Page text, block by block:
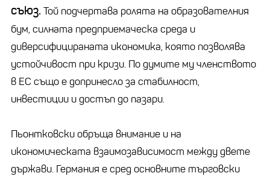
съюз. Той подчертава ролята на образователния
бум, силната предприемаческа среда и
диверсифицираната икономика, която позволява
устойчивост при кризи. По думите му членството
в ЕС също е допринесло за стабилност,
инвестиции и достъп до пазари.
Пьонтковски обръща внимание и на
икономическата взаимозависимост между двете
държави. Германия е сред основните търговски